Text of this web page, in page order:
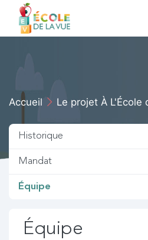
Aller au menu principal
Aller au contenu principal
Accueil Le projet À L'École
Historique
Mandat
Équipe
Équipe